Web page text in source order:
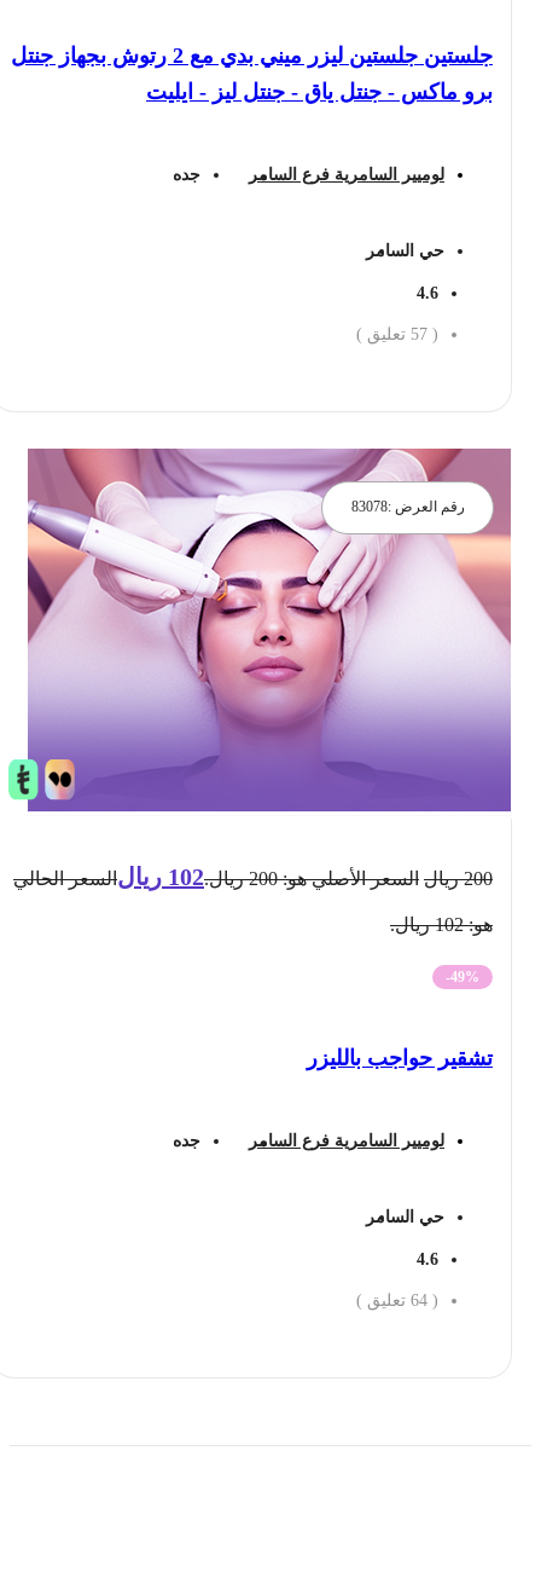
جلستين جلستين ليزر ميني بدي مع 2 رتوش بجهاز جنتل
برو ماكس - جنتل ياق - جنتل ليز - ايليت
لوميير السامرية فرع السامر جده
حي السامر
4.6
57 تعليق )
رقم العرض :83078
ريال السعر الأصلي هو: 200 ريال. 102 ريال السعر الحالي
-49%
تشقير حواجب بالليزر
لوميير السامرية فرع السامر جده
حي السامر
4.6
64 تعليق )